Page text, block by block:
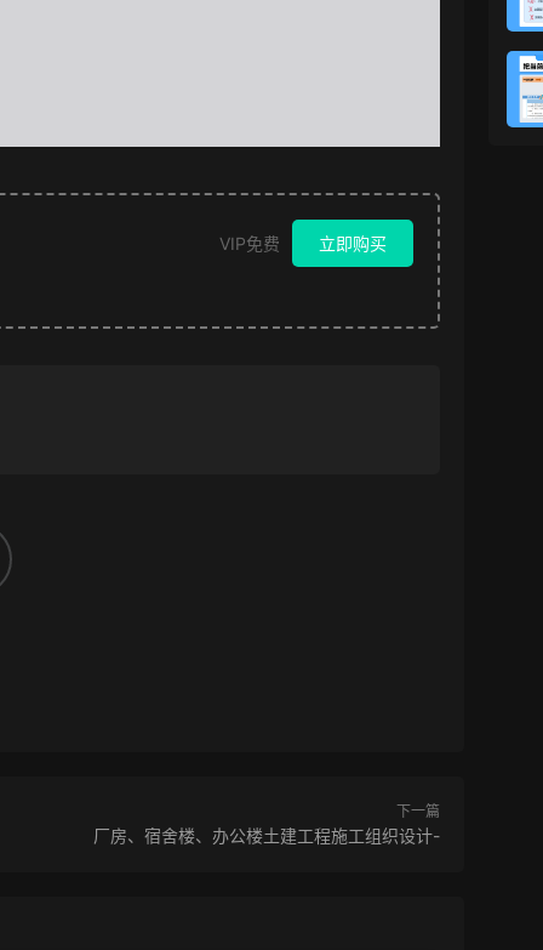
VIP免费 立即购买
下一篇
厂房、宿舍楼、办公楼土建工程施工组织设计-